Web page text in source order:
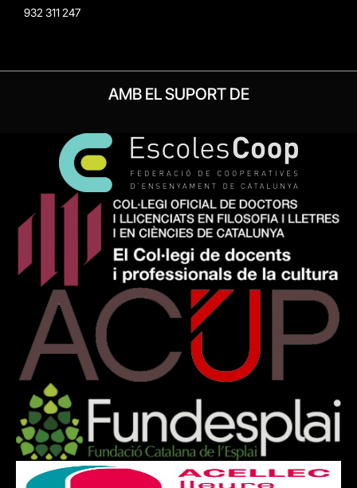
932 311 247
AMB EL SUPORT DE